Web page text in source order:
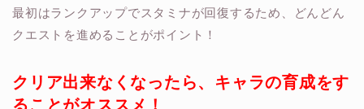
最初はランクアップでスタミナが回復するため、どんどん
クエストを進めることがポイント！
クリア出来なくなったら、キャラの育成をす
ることがオススメ！